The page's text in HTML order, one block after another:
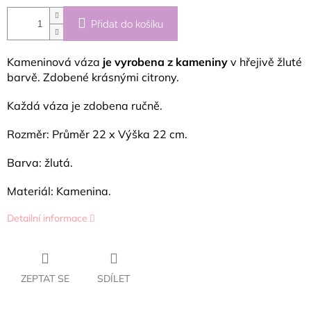
Přidat do košíku
Kameninová váza je vyrobena z kameniny v hřejivě žluté
barvě. Zdobené krásnými citrony.
Každá váza je zdobena ručně.
Rozměr: Průměr 22 x Výška 22 cm.
Barva: žlutá.
Materiál: Kamenina.
Detailní informace
ZEPTAT SE SDÍLET